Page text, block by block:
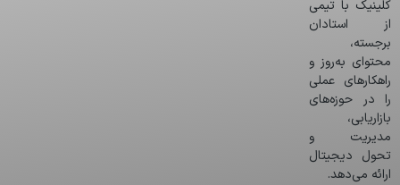
کلینیک با تیمی
از استادان
برجسته،
محتوای به‌روز و
راهکارهای عملی
را در حوزه‌های
بازاریابی،
مدیریت و
تحول دیجیتال
ارائه می‌دهد.